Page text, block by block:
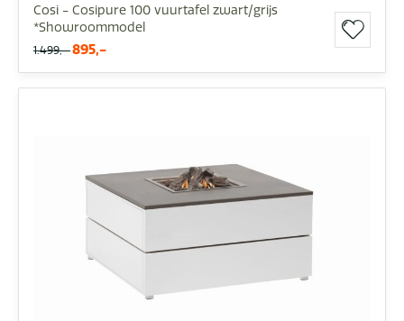
Cosi - Cosipure 100 vuurtafel zwart/grijs
*Showroommodel
1.499,- 895,-